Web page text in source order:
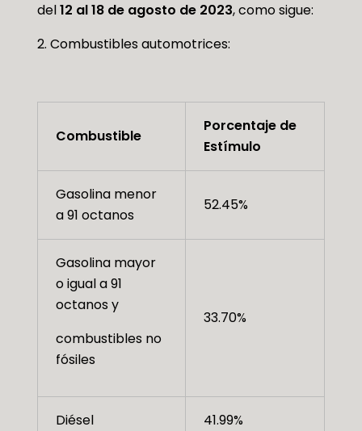
del12 al 18 de agosto de 2023, como sigue:
2. Combustibles automotrices:
Combustible
Porcentaje de
Estímulo
Gasolina menor
a 91 octanos
52.45%
Gasolina mayor
o igual a 91
octanos y
combustibles no
fósiles
33.70%
Diésel 41.99%